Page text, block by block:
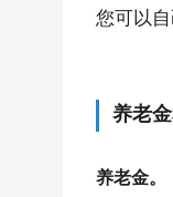
您可以
养老
养老金。